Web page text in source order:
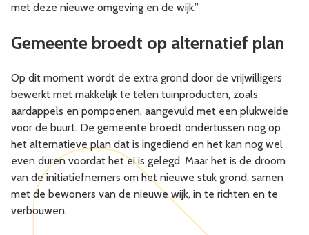
met deze nieuwe omgeving en de wijk.”
Gemeente broedt op alternatief plan
Op dit moment wordt de extra grond door de vrijwilligers
bewerkt met makkelijk te telen tuinproducten, zoals
aardappels en pompoenen, aangevuld met een plukweide
voor de buurt. De gemeente broedt ondertussen nog op
het alternatieve plan dat is ingediend en het kan nog wel
even duren voordat het ei is gelegd. Maar het is de droom
van de initiatiefnemers om het nieuwe stuk grond, samen
met de bewoners van de nieuwe wijk, in te richten en te
verbouwen.